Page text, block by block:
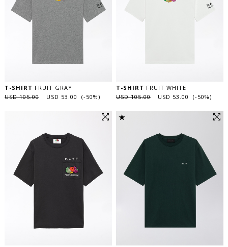
T-SHIRT FRUIT GRAY
USD 105.00
USD 53.00 (-50%)
T-SHIRT FRUIT WHITE
USD 105.00
USD 53.00 (-50%)
★